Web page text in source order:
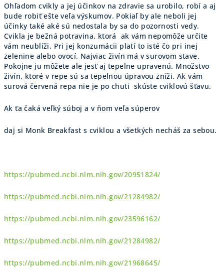
Ohľadom cvikly a jej účinkov na zdravie sa urobilo, robí a aj
bude robiť ešte veľa výskumov. Pokiaľ by ale neboli jej
účinky také aké sú nedostala by sa do pozornosti vedy.
Cvikla je bežná potravina, ktorá ak vám nepomôže určite
vám neublíži. Pri jej konzumácii platí to isté čo pri inej
zelenine alebo ovocí. Najviac živín má v surovom stave.
Pokojne ju môžete ale jesť aj tepelne upravenú. Množstvo
živín, ktoré v repe sú sa tepelnou úpravou zníži. Ak vám
surová červená repa nie je po chuti skúste cviklovú šťavu.
Ak ťa čaká veľký súboj a v ňom veľa súperov
daj si Monk Breakfast s cviklou a všetkých necháš za sebou.
https://pubmed.ncbi.nlm.nih.gov/20951824/
https://pubmed.ncbi.nlm.nih.gov/21284982/
https://pubmed.ncbi.nlm.nih.gov/23596162/
https://pubmed.ncbi.nlm.nih.gov/21284982/
https://pubmed.ncbi.nlm.nih.gov/21968645/